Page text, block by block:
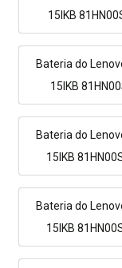
15IKB
Bateria do
15IKB
Bateria do
15IKB
Bateria do
15IKB